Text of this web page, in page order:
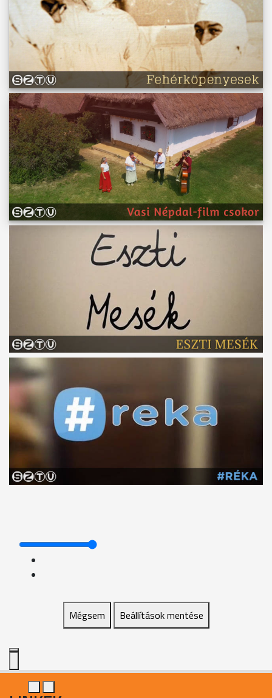
Mégsem Beállítások mentése